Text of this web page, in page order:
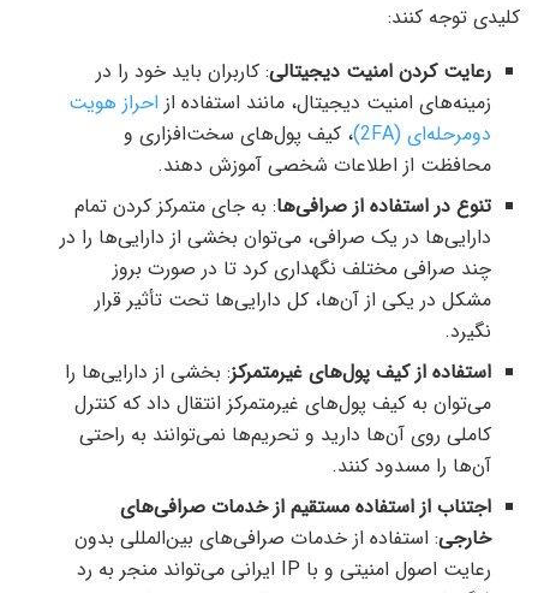
کلیدی توجه کنند:
رعایت کردن امنیت دیجیتالی: کاربران باید خود را در
زمینه‌های امنیت دیجیتال، مانند استفاده از احراز هویت
دومرحله‌ای (2FA)
، کیف پول‌های سخت‌افزاری و
محافظت از اطلاعات شخصی آموزش دهند.
تنوع در استفاده از صرافی‌ها: به جای متمرکز کردن تمام
دارایی‌ها در یک صرافی، می‌توان بخشی از دارایی‌ها را در
چند صرافی مختلف نگهداری کرد تا در صورت بروز
مشکل در یکی از آن‌ها، کل دارایی‌ها تحت تأثیر قرار
نگیرد.
استفاده از کیف پول‌های غیرمتمرکز: بخشی از دارایی‌ها را
می‌توان به کیف پول‌های غیرمتمرکز انتقال داد که کنترل
کاملی روی آن‌ها دارید و تحریم‌ها نمی‌توانند به راحتی
آن‌ها را مسدود کنند.
اجتناب از استفاده مستقیم از خدمات صرافی‌های
خارجی: استفاده از خدمات صرافی‌های بین‌المللی بدون
رعایت اصول امنیتی و با IP ایرانی می‌تواند منجر به رد